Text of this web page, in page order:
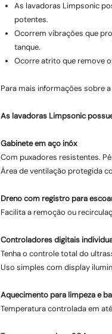
As lavadoras Limpsonic
potentes.
Ocorrem vibrações que
tanque.
Ocorre atrito que remove
Para mais informações sobre a
As lavadoras Limpsonic
Gabinete em aço inóx
Com puxadores resistentes.
Área de ventilação protegida
Dreno com registro para
Facilita a remoção ou
Controladores digitais
Tenha o controle total do
Uso simples com display
Aquecimento para limpeza e
Temperatura controlada em